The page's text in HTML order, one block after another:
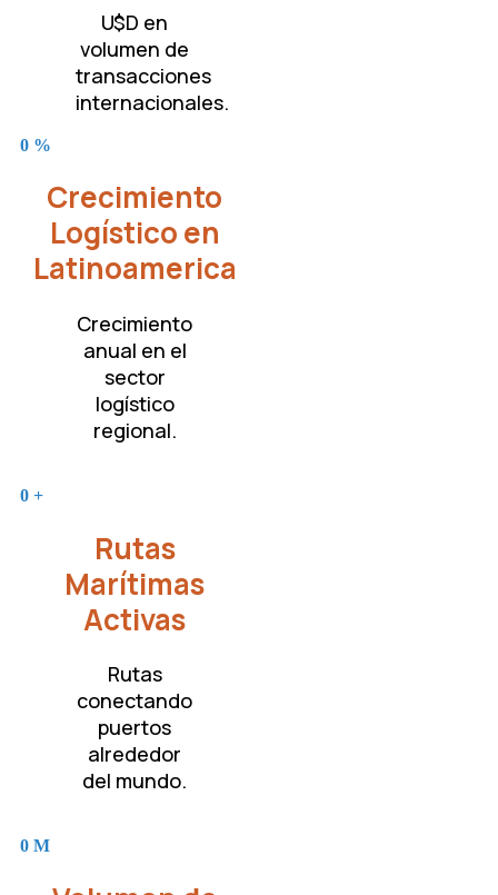
U$D en
volumen de
transacciones
internacionales.
0 %
Crecimiento
Logístico en
Latinoamerica
Crecimiento
anual en el
sector
logístico
regional.
0 +
Rutas
Marítimas
Activas
Rutas
conectando
puertos
alrededor
del mundo.
0 M